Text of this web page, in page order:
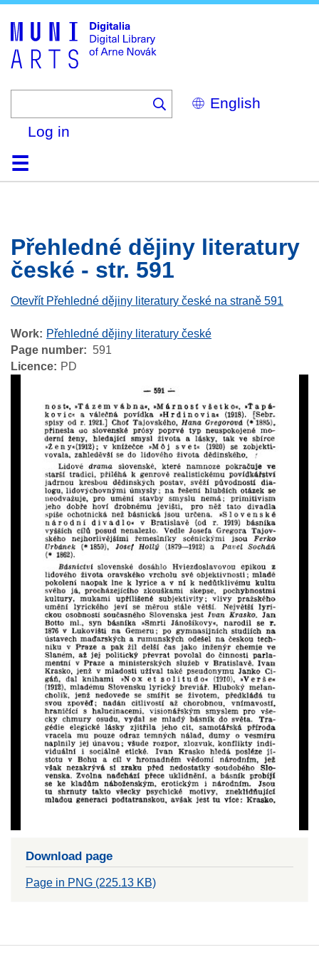
Select
your
Log in
HomeBrowse
Search
About
HelpContactDigitalia
Přehledné dějiny literatury
české - str. 591
Otevřít Přehledné dějiny literatury české na straně 591
Work
Přehledné dějiny literatury české
Page number
591
Licence
PD
Download page
Page in PNG (225.13 KB)